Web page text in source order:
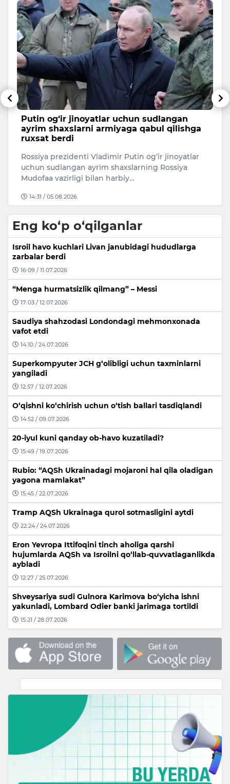
Putin og‘ir jinoyatlar uchun sudlangan
ayrim shaxslarni armiyaga qabul qilishga
ruxsat berdi
Rossiya prezidenti Vladimir Putin og‘ir jinoyatlar
uchun sudlangan ayrim shaxslarning Rossiya
Mudofaa vazirligi bilan harbiy…
14:31 / 05.08.2026
Eng ko‘p o‘qilganlar
Isroil havo kuchlari Livan janubidagi hududlarga
zarbalar berdi
16:09 / 11.07.2026
“Menga hurmatsizlik qilmang” – Messi
17:03 / 12.07.2026
Saudiya shahzodasi Londondagi mehmonxonada
vafot etdi
14:10 / 24.07.2026
Superkompyuter JCH g‘olibligi uchun taxminlarni
yangiladi
12:57 / 12.07.2026
O‘qishni ko‘chirish uchun o‘tish ballari tasdiqlandi
14:52 / 09.07.2026
20-iyul kuni qanday ob-havo kuzatiladi?
15:49 / 19.07.2026
Rubio: “AQSh Ukrainadagi mojaroni hal qila oladigan
yagona mamlakat”
15:45 / 22.07.2026
Tramp AQSh Ukrainaga qurol sotmasligini aytdi
22:24 / 24.07.2026
Eron Yevropa Ittifoqini tinch aholiga qarshi
hujumlarda AQSh va Isroilni qo‘llab-quvvatlaganlikda
aybladi
12:27 / 25.07.2026
Shveysariya sudi Gulnora Karimova bo‘yicha ishni
yakunladi, Lombard Odier banki jarimaga tortildi
15:21 / 28.07.2026